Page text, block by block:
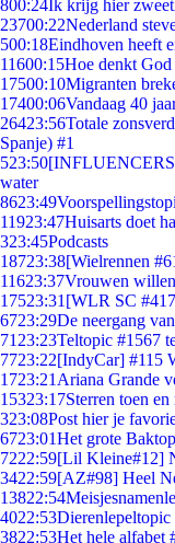
800:24Ik krijg hier
23700:22Nederland
500:18Eindhoven heeft
11600:15Hoe denkt God
17500:10Migranten
17400:06Vandaag 40
26423:56Totale
Spanje) #1
523:50[INFLUENCERS
water
8623:49
11923:47Huisarts doet
323:45Podcasts
18723:38[Wielrennen
11623:37Vrouwen
17523:31 [WLR SC
6723:29De neergang
71 23:23Teltopic #1567
7723:22[IndyCar] #115
1723:21 Ariana Grande
15323:17Sterren toen en
323:08Post hier je
6723:01Het grote
7222:59[Lil Kleine#12]
3422:59[AZ#98] Heel
13822:54
4022:53Dierenlepeltopic
3822:53Het hele alfabet